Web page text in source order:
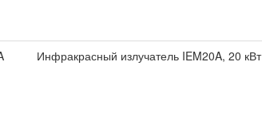
Инфракрасный излучатель IEM20A, 20 кВт